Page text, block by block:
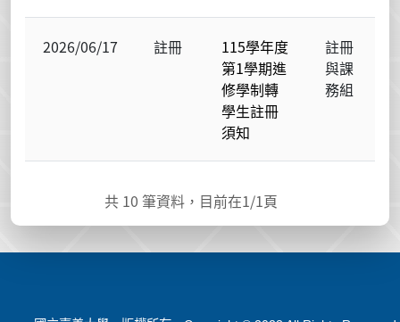
2026/06/17 註冊
115學年度
第1學期進
修學制轉
學生註冊
須知
註冊
與課
務組
共 10 筆資料，目前在1/1頁